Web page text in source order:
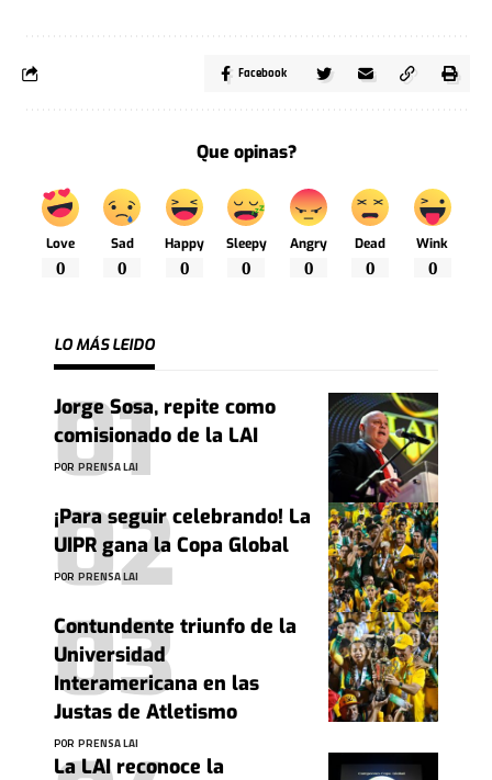
Facebook
Que opinas?
Love
0
Sad
0
Happy
0
Sleepy
0
Angry
0
Dead
0
Wink
0
LO MÁS LEIDO
Jorge Sosa, repite como
comisionado de la LAI
POR PRENSA LAI
¡Para seguir celebrando! La
UIPR gana la Copa Global
POR PRENSA LAI
Contundente triunfo de la
Universidad
Interamericana en las
Justas de Atletismo
POR PRENSA LAI
La LAI reconoce la